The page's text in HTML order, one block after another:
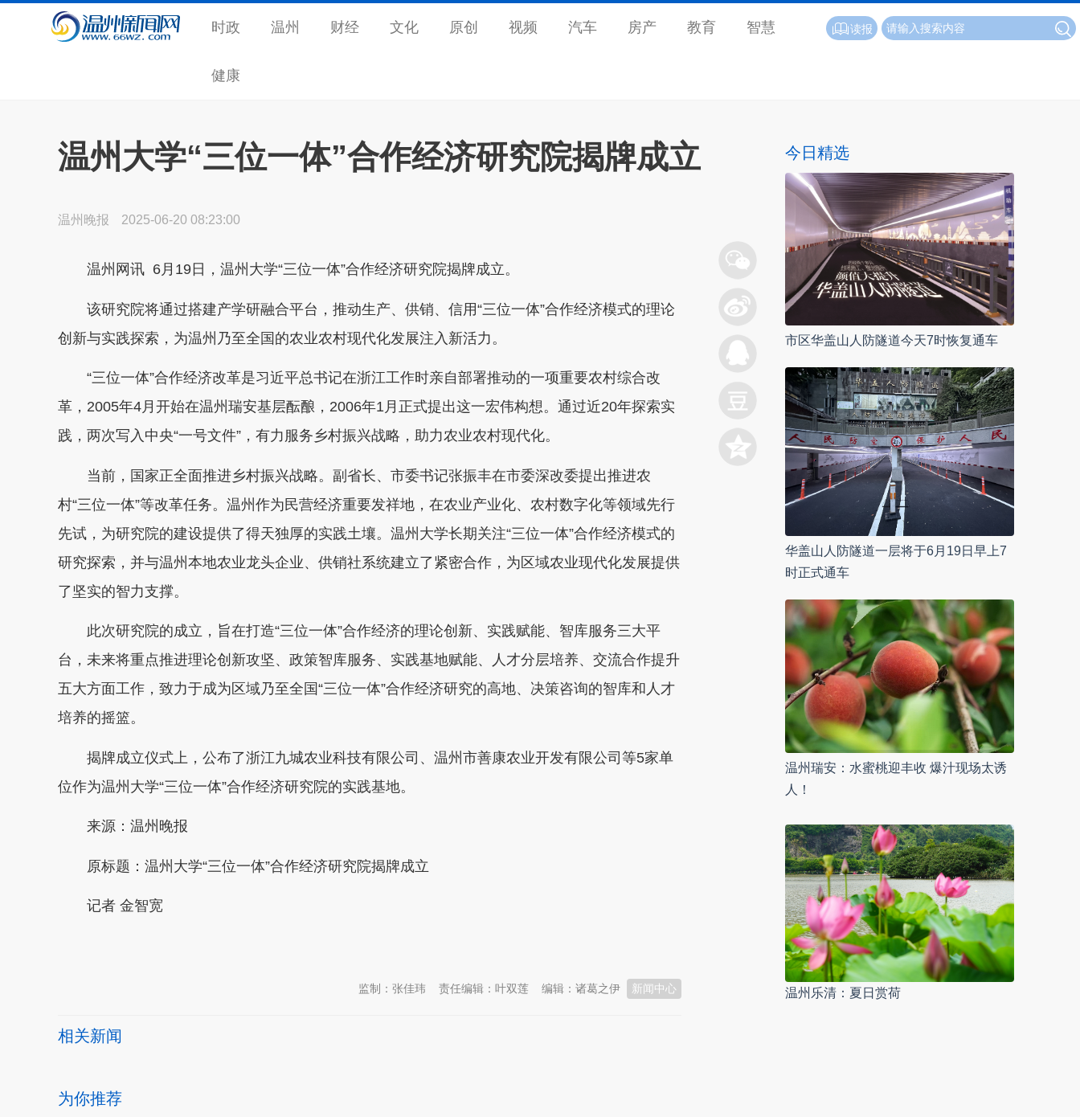
时政 温州 财经 文化 原创 视频 汽车 房产 教育 智慧
健康
读报
温州大学“三位一体”合作经济研究院揭牌成立
温州晚报 2025-06-20 08:23:00
温州网讯 6月19日，温州大学“三位一体”合作经济研究院揭牌成立。
该研究院将通过搭建产学研融合平台，推动生产、供销、信用“三位一体”合作经济模式的理论
创新与实践探索，为温州乃至全国的农业农村现代化发展注入新活力。
“三位一体”合作经济改革是习近平总书记在浙江工作时亲自部署推动的一项重要农村综合改
革，2005年4月开始在温州瑞安基层酝酿，2006年1月正式提出这一宏伟构想。通过近20年探索实
践，两次写入中央“一号文件”，有力服务乡村振兴战略，助力农业农村现代化。
当前，国家正全面推进乡村振兴战略。副省长、市委书记张振丰在市委深改委提出推进农
村“三位一体”等改革任务。温州作为民营经济重要发祥地，在农业产业化、农村数字化等领域先行
先试，为研究院的建设提供了得天独厚的实践土壤。温州大学长期关注“三位一体”合作经济模式的
研究探索，并与温州本地农业龙头企业、供销社系统建立了紧密合作，为区域农业现代化发展提供
了坚实的智力支撑。
此次研究院的成立，旨在打造“三位一体”合作经济的理论创新、实践赋能、智库服务三大平
台，未来将重点推进理论创新攻坚、政策智库服务、实践基地赋能、人才分层培养、交流合作提升
五大方面工作，致力于成为区域乃至全国“三位一体”合作经济研究的高地、决策咨询的智库和人才
培养的摇篮。
揭牌成立仪式上，公布了浙江九城农业科技有限公司、温州市善康农业开发有限公司等5家单
位作为温州大学“三位一体”合作经济研究院的实践基地。
来源：温州晚报
原标题：温州大学“三位一体”合作经济研究院揭牌成立
记者 金智宽
新闻中心
编辑：诸葛之伊
责任编辑：叶双莲
监制：张佳玮
相关新闻
为你推荐
今日精选
市区华盖山人防隧道今天7时恢复通车
华盖山人防隧道一层将于6月19日早上7
时正式通车
温州瑞安：水蜜桃迎丰收 爆汁现场太诱
人！
温州乐清：夏日赏荷